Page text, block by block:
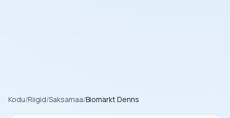
Kodu/Riigid/Saksamaa/Biomarkt Denns